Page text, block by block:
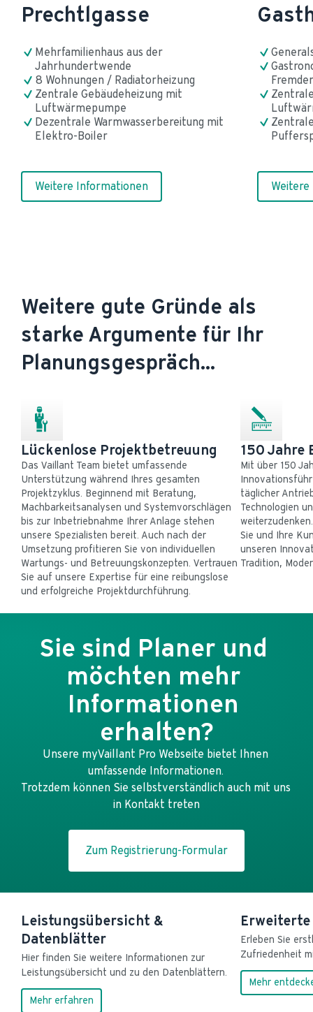
Prechtlgasse
Mehrfamilienhaus aus der
Jahrhundertwende
8 Wohnungen / Radiatorheizung
Zentrale Gebäudeheizung mit
Luftwärmepumpe
Dezentrale Warmwasserbereitung mit
Elektro-Boiler
Weitere Informationen
Weitere gute Gründe als
starke Argumente für Ihr
Planungsgespräch...
Lückenlose Projektbetreuung
Das Vaillant Team bietet umfassende
Unterstützung während Ihres gesamten
Projektzyklus. Beginnend mit Beratung,
Machbarkeitsanalysen und Systemvorschlägen
bis zur Inbetriebnahme Ihrer Anlage stehen
unsere Spezialisten bereit. Auch nach der
Umsetzung profitieren Sie von individuellen
Wartungs- und Betreuungskonzepten. Vertrauen
Sie auf unsere Expertise für eine reibungslose
und erfolgreiche Projektdurchführung.
150 Jahre
Mit über 150
täglicher
Technologien
Sie und Ihre
unseren
Tradition,
Sie sind Planer und
möchten mehr
Informationen
erhalten?
Unsere myVaillant Pro Webseite bietet Ihnen
umfassende Informationen.
Trotzdem können Sie selbstverständlich auch mit uns
in Kontakt treten
Zum Registrierung-Formular
Leistungsübersicht &
Datenblätter
Hier finden Sie weitere Informationen zur
Leistungsübersicht und zu den Datenblättern.
Mehr erfahren
Erleben Sie
Zufriedenheit
Mehr